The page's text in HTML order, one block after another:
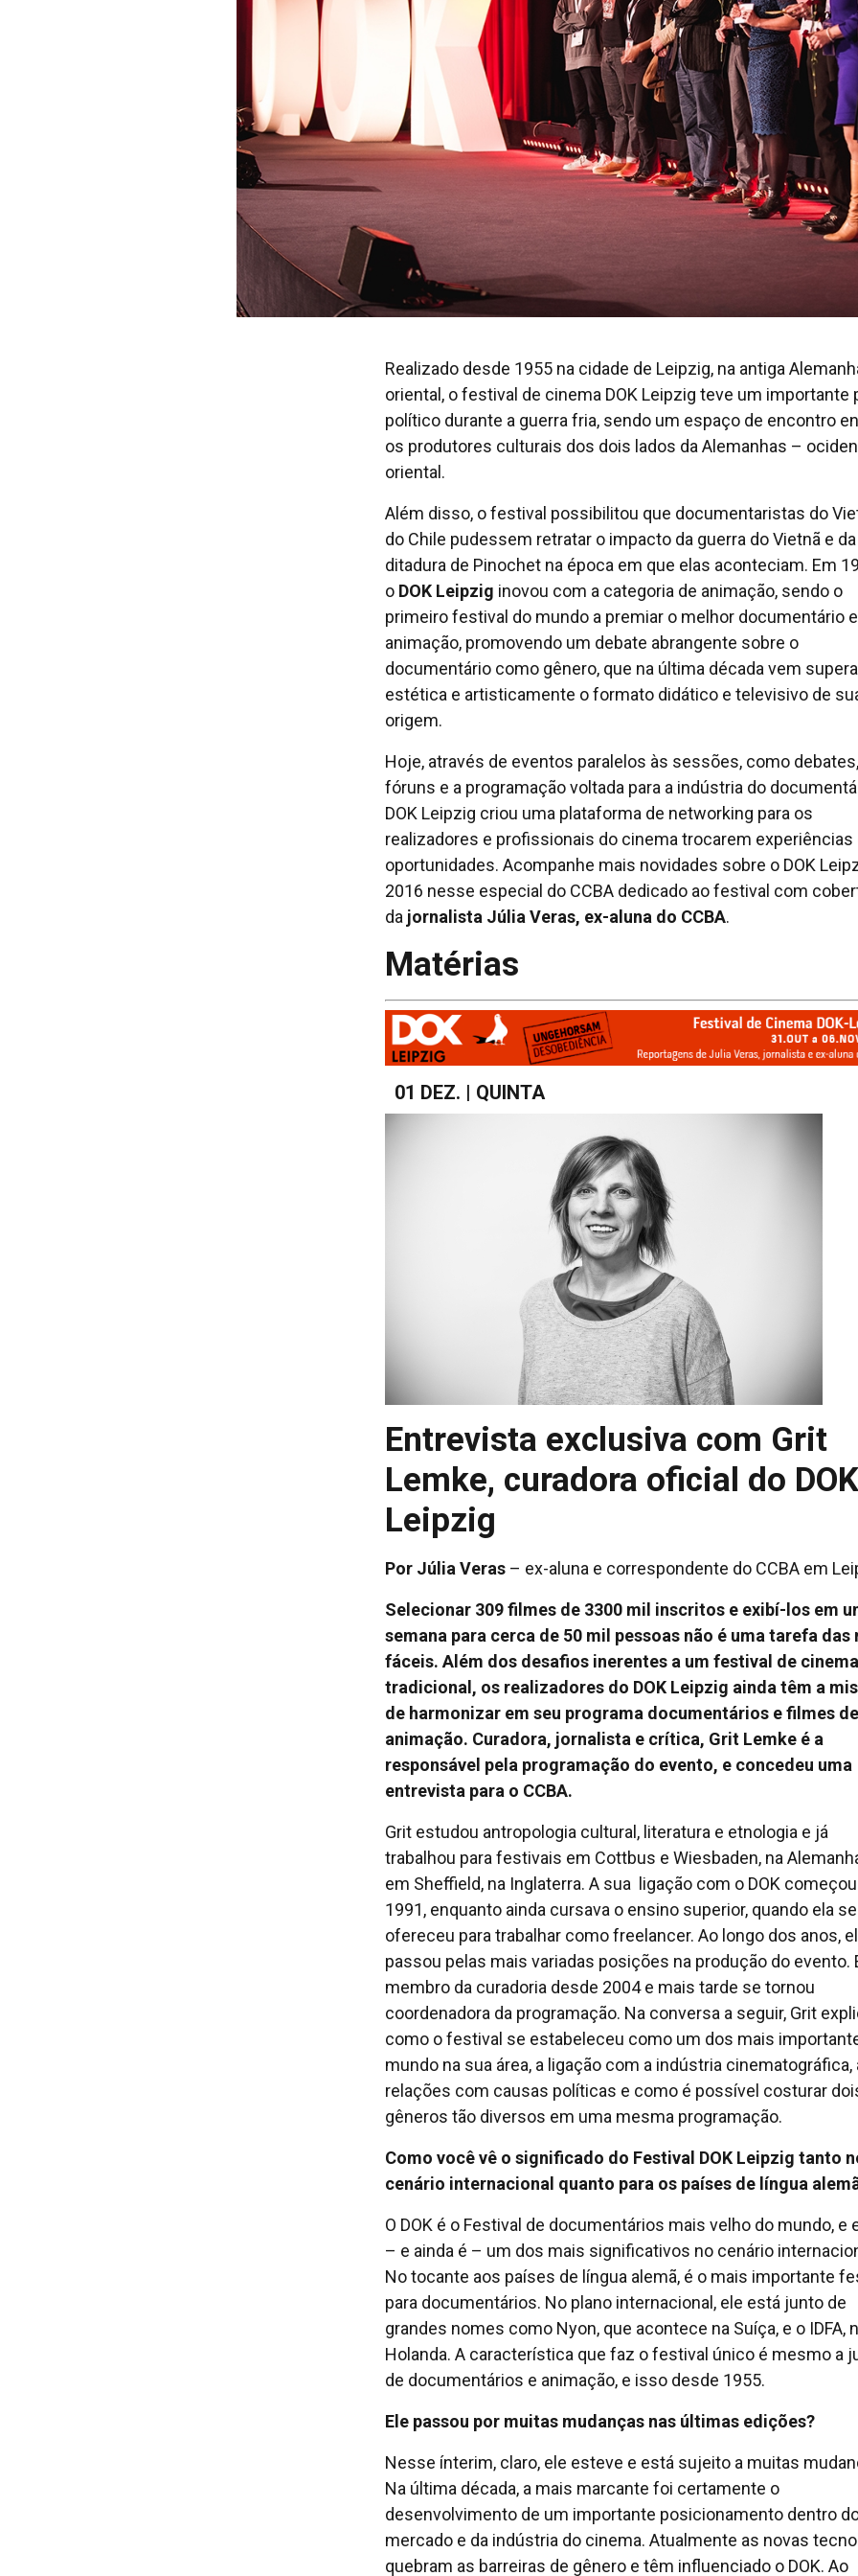
Realizado desde 1955 na cidade de Leipzig, na antiga
oriental, o festival de cinema DOK Leipzig teve um importante
político durante a guerra fria, sendo um espaço de encontro
os produtores culturais dos dois lados da Alemanhas –
oriental.
Além disso, o festival possibilitou que documentaristas do
do Chile pudessem retratar o impacto da guerra do Vietnã e da
ditadura de Pinochet na época em que elas aconteciam. Em
o DOK Leipzig inovou com a categoria de animação, sendo o
primeiro festival do mundo a premiar o melhor documentário
animação, promovendo um debate abrangente sobre o
documentário como gênero, que na última década vem
estética e artisticamente o formato didático e televisivo de
origem.
Hoje, através de eventos paralelos às sessões, como debates,
fóruns e a programação voltada para a indústria do
DOK Leipzig criou uma plataforma de networking para os
realizadores e profissionais do cinema trocarem experiências
oportunidades. Acompanhe mais novidades sobre o DOK
2016 nesse especial do CCBA dedicado ao festival com
da jornalista Júlia Veras, ex-aluna do CCBA.
Matérias
01 DEZ. | QUINTA
Entrevista exclusiva com Grit
Lemke, curadora oficial do
Leipzig
Por Júlia Veras – ex-aluna e correspondente do CCBA em
Selecionar 309 filmes de 3300 mil inscritos e exibí-los em
semana para cerca de 50 mil pessoas não é uma tarefa das
fáceis. Além dos desafios inerentes a um festival de cinema
tradicional, os realizadores do DOK Leipzig ainda têm a
de harmonizar em seu programa documentários e filmes de
animação. Curadora, jornalista e crítica, Grit Lemke é a
responsável pela programação do evento, e concedeu uma
entrevista para o CCBA.
Grit estudou antropologia cultural, literatura e etnologia e já
trabalhou para festivais em Cottbus e Wiesbaden, na
em Sheffield, na Inglaterra. A sua ligação com o DOK
1991, enquanto ainda cursava o ensino superior, quando ela se
ofereceu para trabalhar como freelancer. Ao longo dos anos,
passou pelas mais variadas posições na produção do evento.
membro da curadoria desde 2004 e mais tarde se tornou
coordenadora da programação. Na conversa a seguir, Grit
como o festival se estabeleceu como um dos mais
mundo na sua área, a ligação com a indústria cinematográfica,
relações com causas políticas e como é possível costurar
gêneros tão diversos em uma mesma programação.
Como você vê o significado do Festival DOK Leipzig tanto
cenário internacional quanto para os países de língua
O DOK é o Festival de documentários mais velho do mundo, e
– e ainda é – um dos mais significativos no cenário
No tocante aos países de língua alemã, é o mais importante
para documentários. No plano internacional, ele está junto de
grandes nomes como Nyon, que acontece na Suíça, e o IDFA,
Holanda. A característica que faz o festival único é mesmo a
de documentários e animação, e isso desde 1955.
Ele passou por muitas mudanças nas últimas edições?
Nesse ínterim, claro, ele esteve e está sujeito a muitas
Na última década, a mais marcante foi certamente o
desenvolvimento de um importante posicionamento dentro
mercado e da indústria do cinema. Atualmente as novas
quebram as barreiras de gênero e têm influenciado o DOK. Ao